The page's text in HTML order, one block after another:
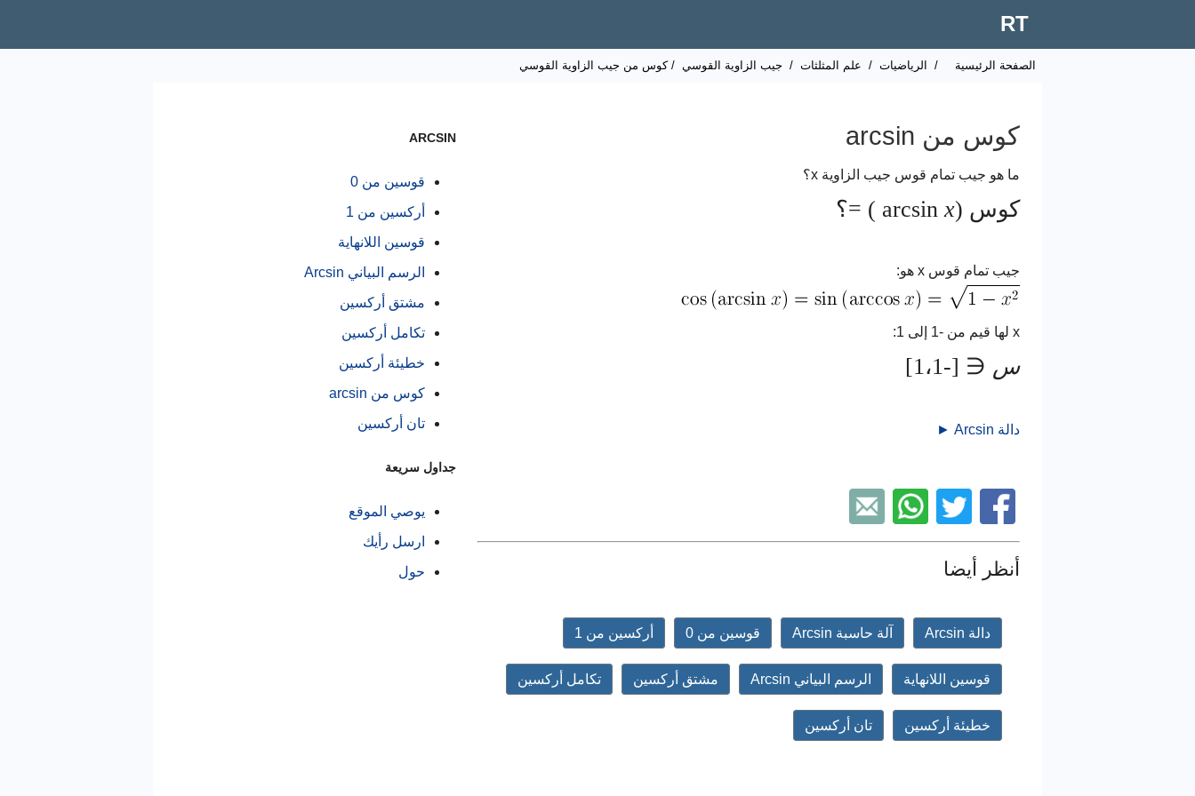
RT
الصفحة الرئيسية / الرياضيات / علم المثلثات / جيب الزاوية القوسي / كوس من جيب الزاوية القوسي
كوس من arcsin
ما هو جيب تمام قوس جيب الزاوية x؟
كوس (arcsinx ) =؟
جيب تمام قوس x هو:
x لها قيم من -1 إلى 1:
س ∈ [-1،1]
دالة Arcsin ►
أنظر أيضا
دالة Arcsin آلة حاسبة Arcsin قوسين من 0 أركسين من 1
قوسين اللانهاية الرسم البياني Arcsin مشتق أركسين تكامل أركسين
خطيئة أركسين تان أركسين
ARCSIN
قوسين من 0
أركسين من 1
قوسين اللانهاية
الرسم البياني Arcsin
مشتق أركسين
تكامل أركسين
خطيئة أركسين
كوس من arcsin
تان أركسين
جداول سريعة
يوصي الموقع
ارسل رأيك
حول